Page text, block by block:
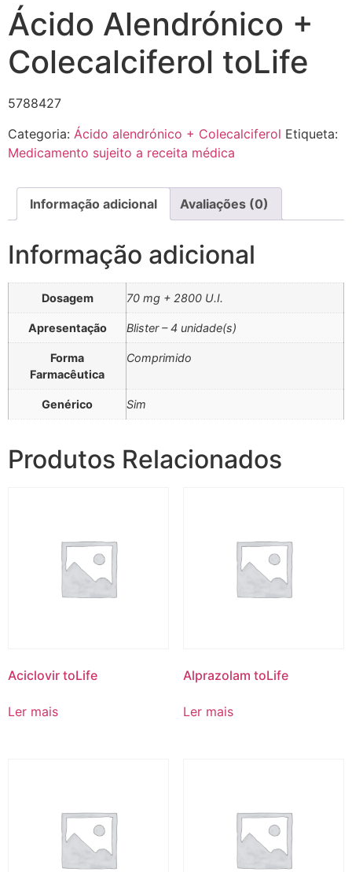
Ácido Alendrónico +
Colecalciferol toLife
5788427
Categoria: Ácido alendrónico + Colecalciferol Etiqueta:
Medicamento sujeito a receita médica
Informação adicional Avaliações (0)
Informação adicional
Dosagem 70 mg + 2800 U.I.
Apresentação Blister – 4 unidade(s)
Forma
Farmacêutica
Comprimido
Genérico Sim
Produtos Relacionados
Aciclovir toLife
Ler mais
Alprazolam toLife
Ler mais